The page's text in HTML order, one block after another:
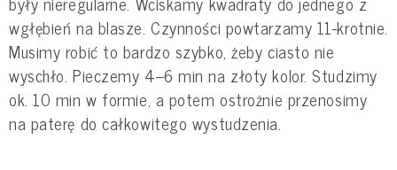
wgłębień na blasze. Czynności powtarzamy 11-krotnie.
Musimy robić to bardzo szybko, żeby ciasto nie
wyschło. Pieczemy 4–6 min na złoty kolor. Studzimy
ok. 10 min w formie, a potem ostrożnie przenosimy
na paterę do całkowitego wystudzenia.